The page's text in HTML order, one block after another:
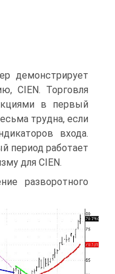
демонстрирует
CIEN. Торговля
в первый
трудна, если
входа.
период работает
для CIEN.
разворотного